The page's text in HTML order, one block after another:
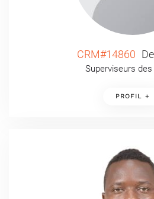
CRM#14860
Superviseurs
PROFIL +